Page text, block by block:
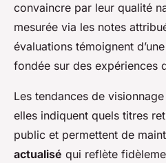
convaincre par leur qualité
mesurée via les notes
évaluations témoignent
fondée sur des expériences
Les tendances de
elles indiquent quels titres
public et permettent de
actualisé qui reflète